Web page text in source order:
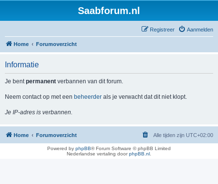
Saabforum.nl
Aanmelden
Registreer
Home Forumoverzicht
Informatie
Je bentpermanent verbannen van dit forum.
Neem contact op met een beheerder als je verwacht dat dit niet klopt.
Je IP-adres is verbannen.
Home Forumoverzicht Alle tijden zijn UTC+02:00
Powered by phpBB® Forum Software © phpBB Limited
Nederlandse vertaling doorphpBB.nl